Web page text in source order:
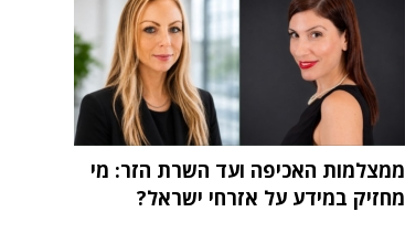
ממצלמות האכיפה ועד השרת הזר: מי
מחזיק במידע על אזרחי ישראל?